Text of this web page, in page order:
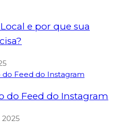
e por que sua
do Feed do Instagram